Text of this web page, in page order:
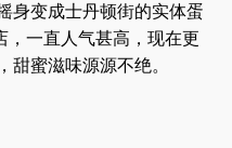
身变成士丹顿街的实体蛋
，一直人气甚高，现在更
甜蜜滋味源源不绝。